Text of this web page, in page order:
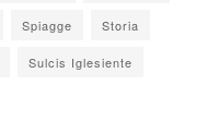
Spiagge Storia
Sulcis Iglesiente